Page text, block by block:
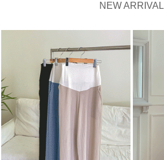
NEW ARRIVAL